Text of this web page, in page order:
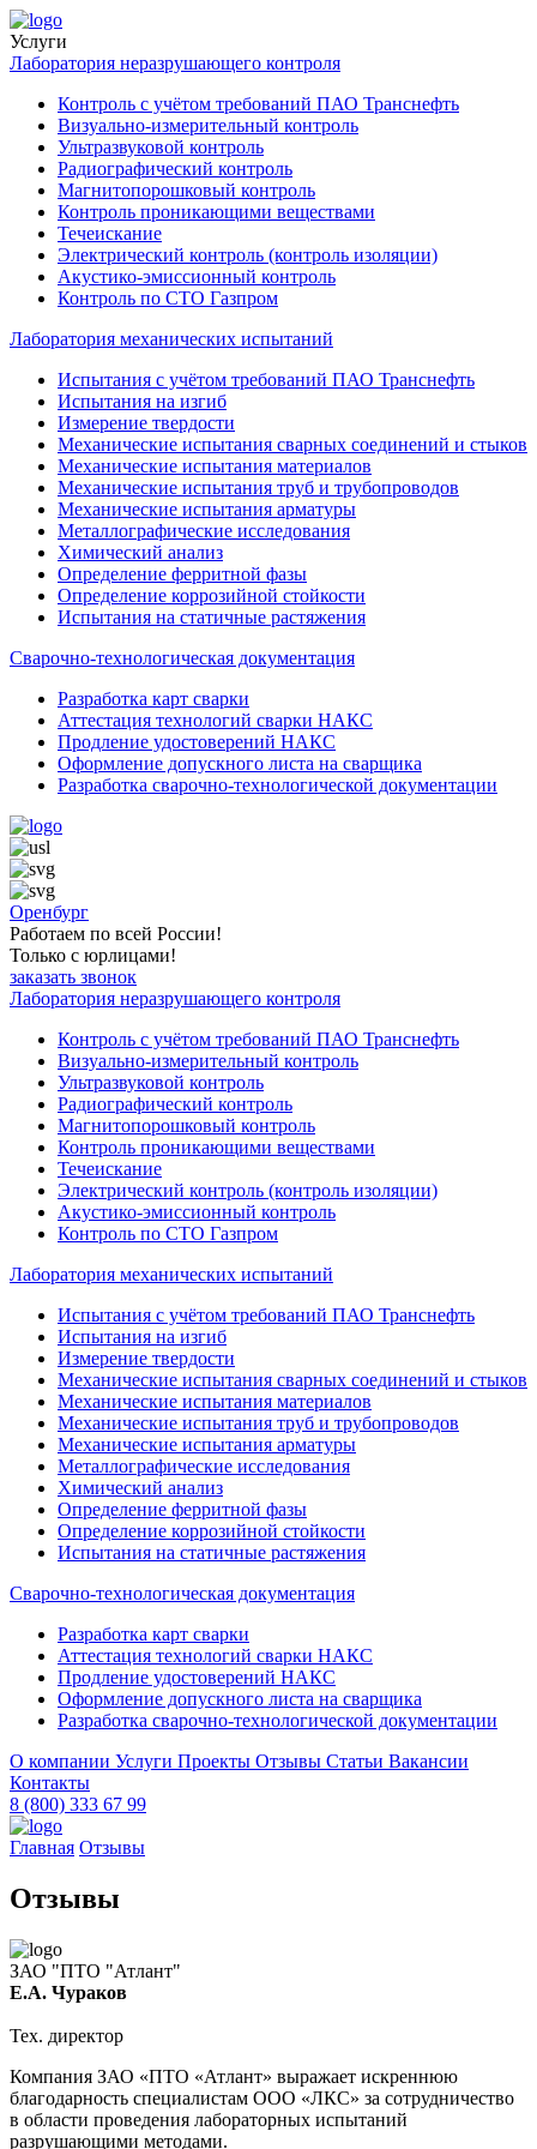
Услуги
Лаборатория неразрушающего контроля
Контроль с учётом требований ПАО Транснефть
Визуально-измерительный контроль
Ультразвуковой контроль
Радиографический контроль
Магнитопорошковый контроль
Контроль проникающими веществами
Течеискание
Электрический контроль (контроль изоляции)
Акустико-эмиссионный контроль
Контроль по СТО Газпром
Лаборатория механических испытаний
Испытания с учётом требований ПАО Транснефть
Испытания на изгиб
Измерение твердости
Механические испытания сварных соединений и стыков
Механические испытания материалов
Механические испытания труб и трубопроводов
Механические испытания арматуры
Металлографические исследования
Химический анализ
Определение ферритной фазы
Определение коррозийной стойкости
Испытания на статичные растяжения
Сварочно-технологическая документация
Разработка карт сварки
Аттестация технологий сварки НАКС
Продление удостоверений НАКС
Оформление допускного листа на сварщика
Разработка сварочно-технологической документации
Оренбург
Работаем по всей России!
Только с юрлицами!
заказать звонок
Лаборатория неразрушающего контроля
Контроль с учётом требований ПАО Транснефть
Визуально-измерительный контроль
Ультразвуковой контроль
Радиографический контроль
Магнитопорошковый контроль
Контроль проникающими веществами
Течеискание
Электрический контроль (контроль изоляции)
Акустико-эмиссионный контроль
Контроль по СТО Газпром
Лаборатория механических испытаний
Испытания с учётом требований ПАО Транснефть
Испытания на изгиб
Измерение твердости
Механические испытания сварных соединений и стыков
Механические испытания материалов
Механические испытания труб и трубопроводов
Механические испытания арматуры
Металлографические исследования
Химический анализ
Определение ферритной фазы
Определение коррозийной стойкости
Испытания на статичные растяжения
Сварочно-технологическая документация
Разработка карт сварки
Аттестация технологий сварки НАКС
Продление удостоверений НАКС
Оформление допускного листа на сварщика
Разработка сварочно-технологической документации
О компании Услуги Проекты Отзывы Статьи Вакансии
Контакты
8 (800) 333 67 99
Главная Отзывы
Отзывы
ЗАО "ПТО "Атлант"
Е.А. Чураков
Тех. директор
Компания ЗАО «ПТО «Атлант» выражает искреннюю
благодарность специалистам ООО «ЛКС» за сотрудничество
в области проведения лабораторных испытаний
разрушающими методами.